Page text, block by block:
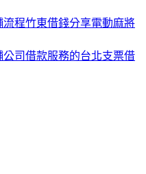
程竹東借錢分享電動麻將
司借款服務的台北支票借